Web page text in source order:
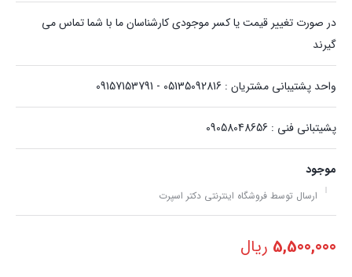
در صورت تغییر قیمت یا کسر موجودی کارشناسان ما با شما تماس می
گیرند
واحد پشتیبانی مشتریان : 05135092816 - 09157153791
پشیتبانی فنی : 09058048656
موجود
ارسال توسط فروشگاه اینترنتی دکتر اسپرت
5,500,000 ریال